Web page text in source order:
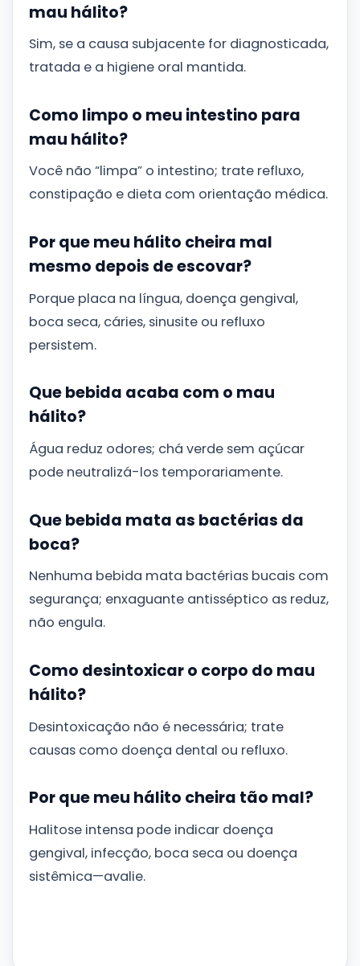
mau hálito?
Sim, se a causa subjacente for diagnosticada,
tratada e a higiene oral mantida.
Como limpo o meu intestino para
mau hálito?
Você não “limpa” o intestino; trate refluxo,
constipação e dieta com orientação médica.
Por que meu hálito cheira mal
mesmo depois de escovar?
Porque placa na língua, doença gengival,
boca seca, cáries, sinusite ou refluxo
persistem.
Que bebida acaba com o mau
hálito?
Água reduz odores; chá verde sem açúcar
pode neutralizá-los temporariamente.
Que bebida mata as bactérias da
boca?
Nenhuma bebida mata bactérias bucais com
segurança; enxaguante antisséptico as reduz,
não engula.
Como desintoxicar o corpo do mau
hálito?
Desintoxicação não é necessária; trate
causas como doença dental ou refluxo.
Por que meu hálito cheira tão mal?
Halitose intensa pode indicar doença
gengival, infecção, boca seca ou doença
sistêmica—avalie.